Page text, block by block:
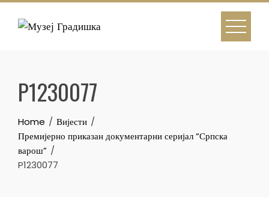
Skip
P1230077
Home
Вијести
Премијерно приказан документарни серијал “Српска
варош”
P1230077